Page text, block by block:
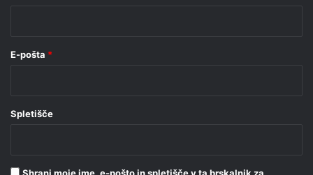
E-pošta *
Spletišče